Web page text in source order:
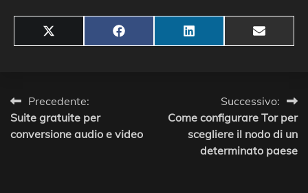
Share
on
X
(Twitter)
Share
on
Facebook
Share
on
LinkedIn
Share
on
Email
Navigazione
articoli
Precedente:
Suite gratuite per
conversione audio e video
Successivo:
Come configurare Tor per
scegliere il nodo di un
determinato paese